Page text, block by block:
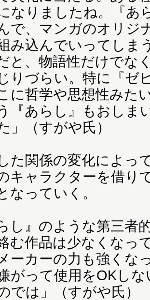
なりましたね。『あ
で、マンガのオリジ
み込んでいってしま
と、物語性だけでな
りづらい。特に『ゼ
に哲学や思想性みた
『あらし』もおしま
」（すがや氏）
た関係の変化によっ
キャラクターを借り
なっていく。
し』のような第三者
む作品は少なくなっ
ーカーの力も強くな
がって使用をOKし
では」（すがや氏）